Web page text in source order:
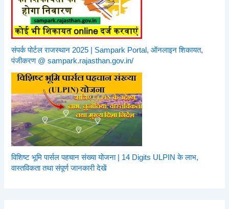
संपर्क पोर्टल राजस्थान 2025 | Sampark Portal, ऑनलाइन शिकायत,
पंजीकरण @ sampark.rajasthan.gov.in/
विशिष्ट भूमि पार्सल पहचान संख्या योजना | 14 Digits ULPIN के लाभ,
वास्तविकता तथा संपूर्ण जानकारी देखें